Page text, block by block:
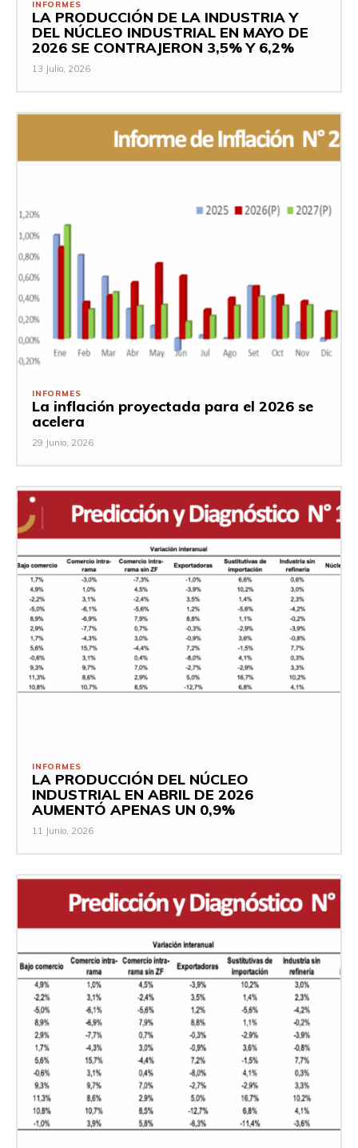
INFORMES
LA PRODUCCIÓN DE LA INDUSTRIA Y
DEL NÚCLEO INDUSTRIAL EN MAYO DE
2026 SE CONTRAJERON 3,5% Y 6,2%
13 Julio, 2026
INFORMES
La inflación proyectada para el 2026 se
acelera
29 Junio, 2026
INFORMES
LA PRODUCCIÓN DEL NÚCLEO
INDUSTRIAL EN ABRIL DE 2026
AUMENTÓ APENAS UN 0,9%
11 Junio, 2026